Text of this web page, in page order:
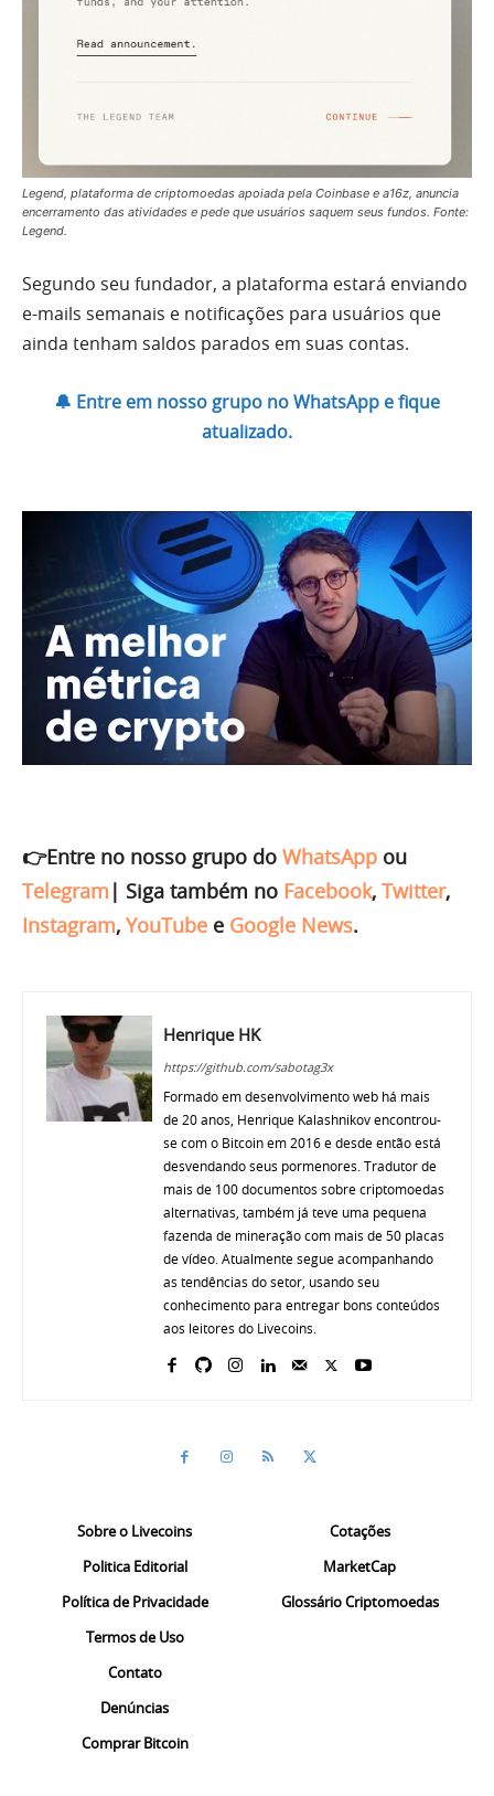
Legend, plataforma de criptomoedas apoiada pela Coinbase e a16z, anuncia
encerramento das atividades e pede que usuários saquem seus fundos. Fonte:
Legend.
Segundo seu fundador, a plataforma estará enviando
e-mails semanais e notificações para usuários que
ainda tenham saldos parados em suas contas.
🔔 Entre em nosso grupo no WhatsApp e fique
atualizado.
👉Entre no nosso grupo do WhatsApp ou
Telegram | Siga também no Facebook, Twitter,
Instagram, YouTube e Google News.
Henrique HK
https://github.com/sabotag3x
Formado em desenvolvimento web há mais
de 20 anos, Henrique Kalashnikov encontrou-
se com o Bitcoin em 2016 e desde então está
desvendando seus pormenores. Tradutor de
mais de 100 documentos sobre criptomoedas
alternativas, também já teve uma pequena
fazenda de mineração com mais de 50 placas
de vídeo. Atualmente segue acompanhando
as tendências do setor, usando seu
conhecimento para entregar bons conteúdos
aos leitores do Livecoins.
Sobre o Livecoins
Politica Editorial
Política de Privacidade
Termos de Uso
Contato
Denúncias
Comprar Bitcoin
Cotações
MarketCap
Glossário Criptomoedas